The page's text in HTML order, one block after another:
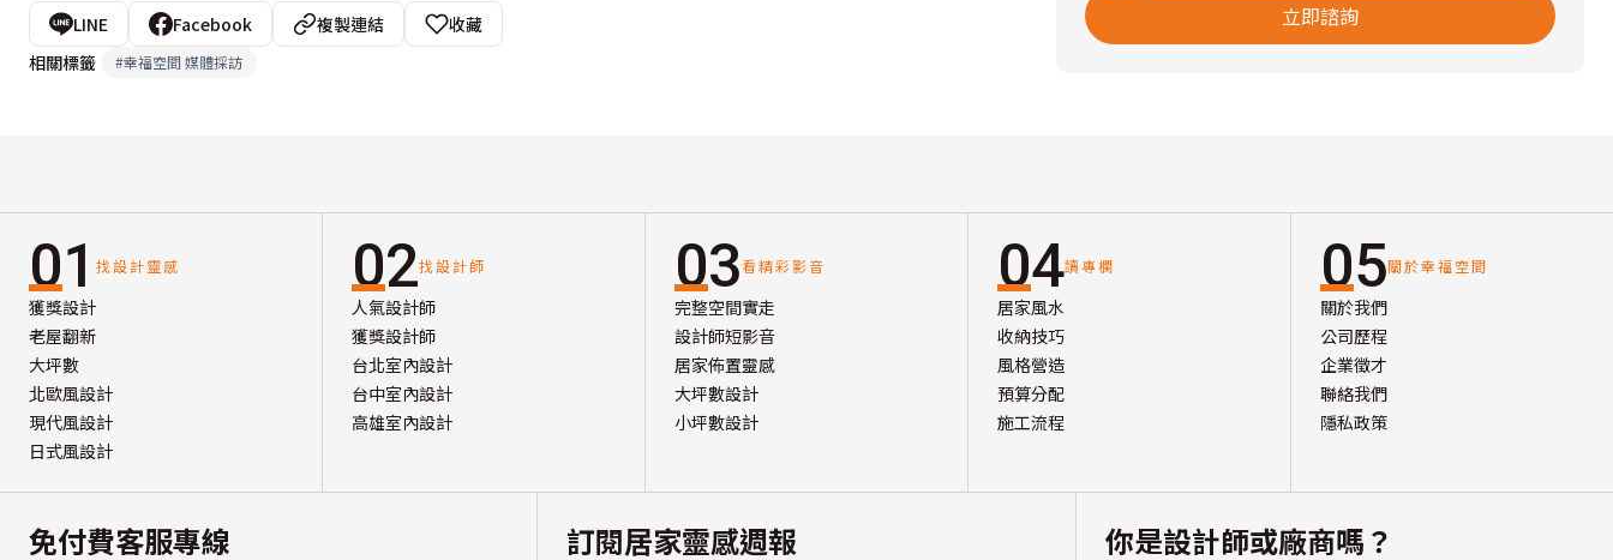
LINE Facebook 複製連結
收藏
相關標籤
#幸福空間 媒體採訪
立即諮詢
01 找設計靈感
獲獎設計
老屋翻新
大坪數
北歐風設計
現代風設計
日式風設計
02找設計師
人氣設計師
獲獎設計師
台北室內設計
台中室內設計
高雄室內設計
03看精彩影音
完整空間實走
設計師短影音
居家佈置靈感
大坪數設計
小坪數設計
04讀專欄
居家風水
收納技巧
風格營造
預算分配
施工流程
05關於幸福空間
關於我們
公司歷程
企業徵才
聯絡我們
隱私政策
免付費客服專線 訂閱居家靈感週報 你是設計師或廠商嗎？